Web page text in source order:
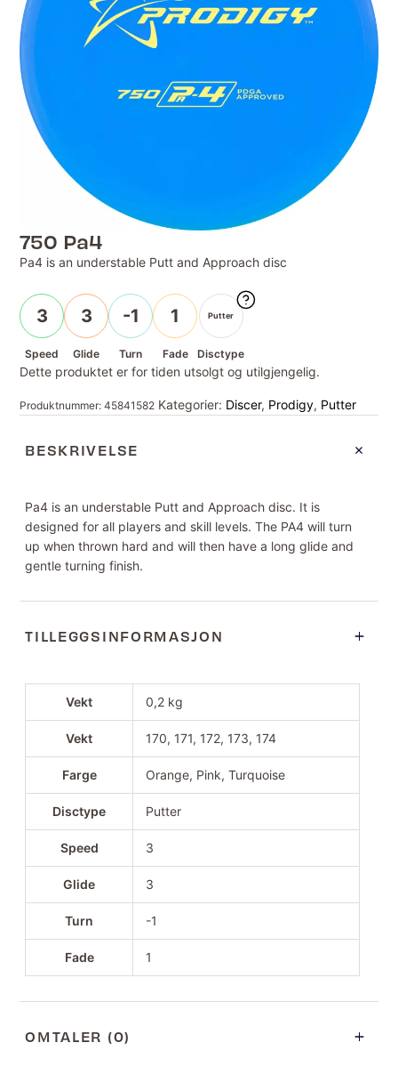
750 Pa4
Pa4 is an understable Putt and Approach disc
3
Speed
3
Glide
-1
Turn
1
Fade
Putter
Disctype
Dette produktet er for tiden utsolgt og utilgjengelig.
Produktnummer:45841582 Kategorier: Discer, Prodigy, Putter
BESKRIVELSE
Pa4 is an understable Putt and Approach disc. It is
designed for all players and skill levels. The PA4 will turn
up when thrown hard and will then have a long glide and
gentle turning finish.
TILLEGGSINFORMASJON
Vekt 0,2 kg
Vekt 170, 171, 172, 173, 174
Farge Orange, Pink, Turquoise
Disctype Putter
Speed 3
Glide 3
Turn -1
Fade 1
OMTALER (0)